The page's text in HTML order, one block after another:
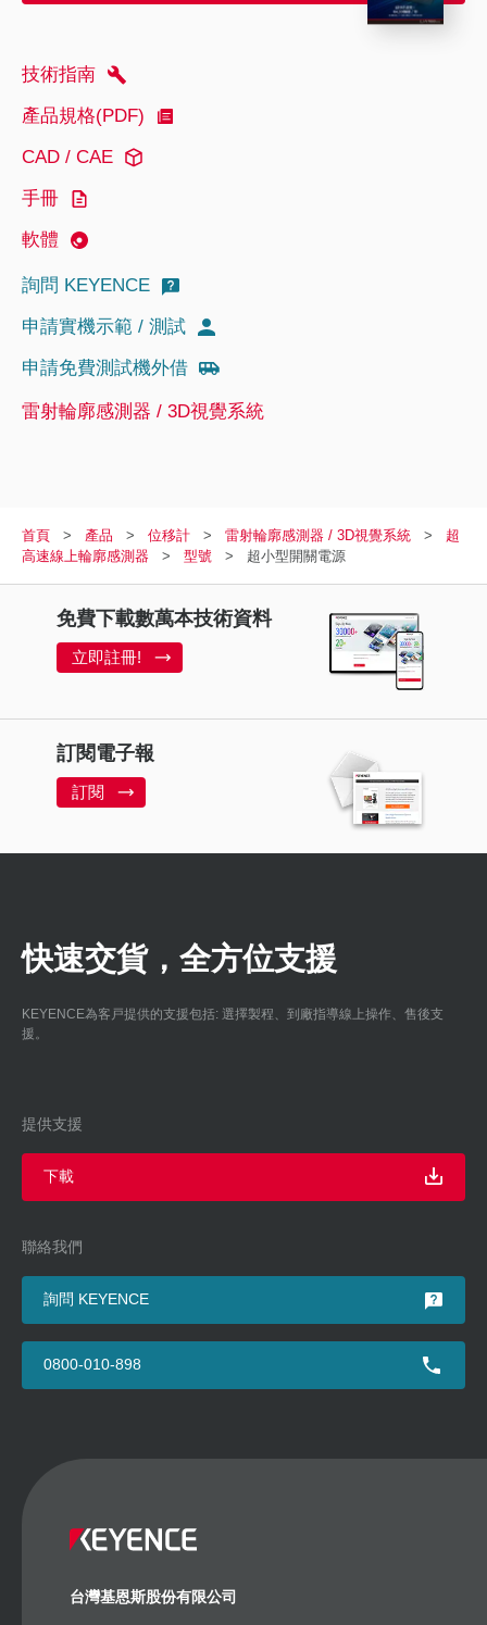
技術指南
產品規格(PDF)
CAD / CAE
手冊
軟體
詢問 KEYENCE
申請實機示範 / 測試
申請免費測試機外借
雷射輪廓感測器 / 3D視覺系統
首頁 產品 位移計 雷射輪廓感測器 / 3D視覺系統
超
高速線上輪廓感測器
型號 超小型開關電源
免費下載數萬本技術資料
立即註冊!
訂閱電子報
訂閱
快速交貨，全方位支援
KEYENCE為客戸提供的支援包括: 選擇製程、到廠指導線上操作、售後支
援。
提供支援
下載
聯絡我們
詢問 KEYENCE
0800-010-898
台灣基恩斯股份有限公司